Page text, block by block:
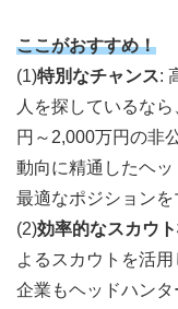
ここがおすすめ！
(1)特別なチャンス:
人を探しているな
円～2,000万円の非
動向に精通したヘ
最適なポジションを
(2)効率的なスカウ
よるスカウトを活
企業もヘッドハン